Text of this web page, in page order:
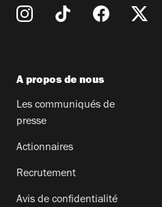
A propos de nous
Les communiqués de
presse
Actionnaires
Recrutement
Avis de confidentialité